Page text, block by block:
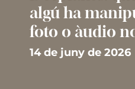
algú ha
foto o àudio
14 de juny de 2026